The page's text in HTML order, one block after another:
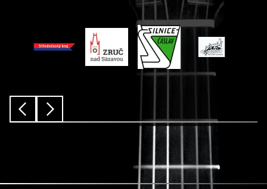
předchozí